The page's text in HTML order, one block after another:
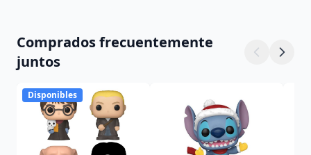
Comprados frecuentemente
juntos
Disponibles